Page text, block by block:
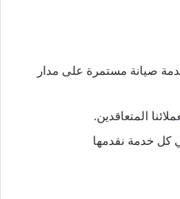
صيانة مستمرة على مدار
المتعاقدين.
كل خدمة نقدمها